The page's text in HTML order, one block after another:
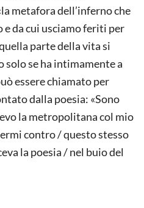
metafora dell’inferno che
da cui usciamo feriti per
parte della vita si
solo se ha intimamente a
essere chiamato per
dalla poesia: «Sono
la metropolitana col mio
contro / questo stesso
la poesia / nel buio del